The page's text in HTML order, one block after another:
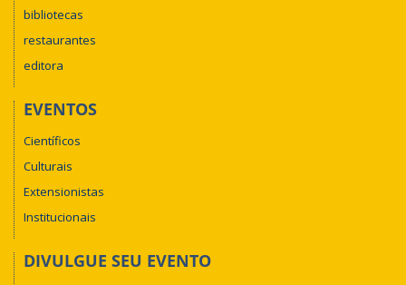
bibliotecas
restaurantes
editora
EVENTOS
Científicos
Culturais
Extensionistas
Institucionais
DIVULGUE SEU EVENTO